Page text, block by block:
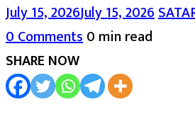
July 15, 2026July 15, 2026
0 Comments0 min read
SHARE NOW